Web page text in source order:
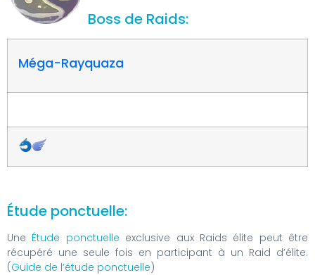
Boss de Raids:
Méga-Rayquaza
Étude ponctuelle:
Une Étude ponctuelle exclusive aux Raids élite peut être
récupéré une seule fois en participant à un Raid d’élite.
(Guide de l’étude ponctuelle)